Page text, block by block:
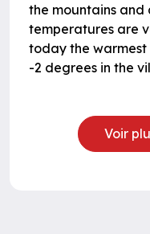
the mountains and
temperatures are
today the
-2 degrees in the
Voir